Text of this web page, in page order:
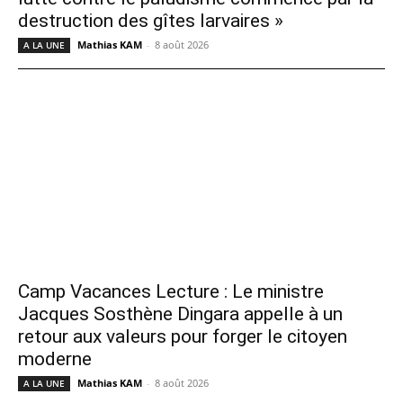
destruction des gîtes larvaires »
A LA UNE Mathias KAM - 8 août 2026
Camp Vacances Lecture : Le ministre
Jacques Sosthène Dingara appelle à un
retour aux valeurs pour forger le citoyen
moderne
A LA UNE Mathias KAM - 8 août 2026